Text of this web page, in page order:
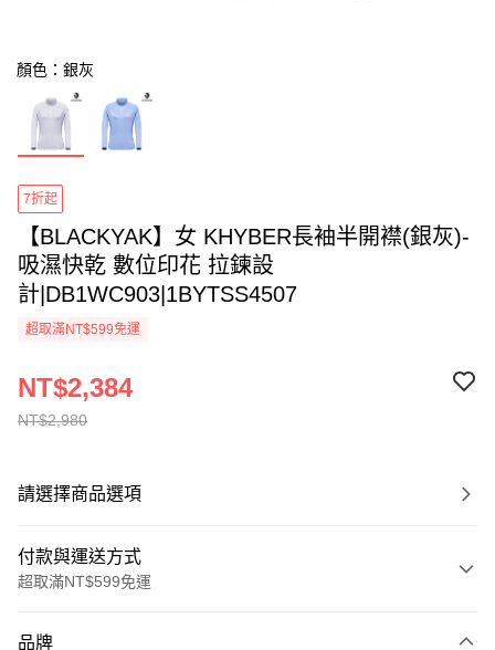
顏色：銀灰
7折起
【BLACKYAK】女 KHYBER長袖半開襟(銀灰)-
吸濕快乾 數位印花 拉鍊設
計|DB1WC903|1BYTSS4507
超取滿NT$599免運
NT$2,980
NT$2,384
請選擇商品選項
付款與運送方式
超取滿NT$599免運
品牌